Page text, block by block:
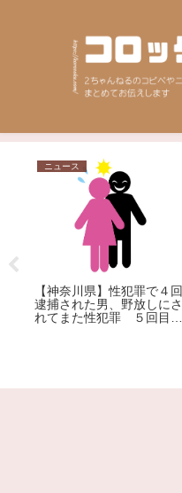
ニュース
【神奈川県】性犯罪で４回
逮捕された男、野放しにさ
れてまた性犯罪 ５回目の